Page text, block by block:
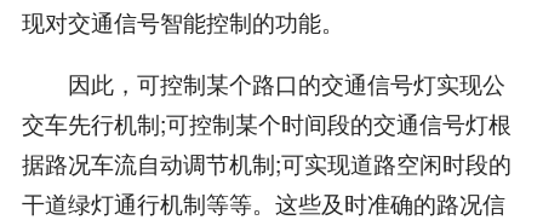
现对交通信号智能控制的功能。
因此，可控制某个路口的交通信号灯实现公
交车先行机制;可控制某个时间段的交通信号灯根
据路况车流自动调节机制;可实现道路空闲时段的
干道绿灯通行机制等等。这些及时准确的路况信